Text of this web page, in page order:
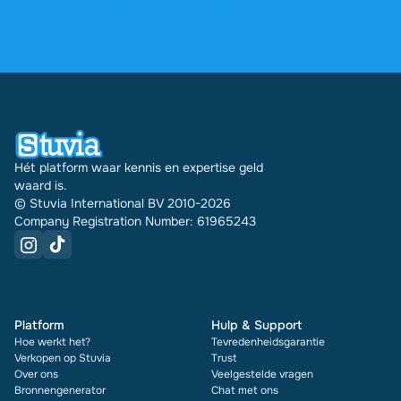
Hét platform waar kennis en expertise geld
waard is.
© Stuvia International BV 2010-2026
Company Registration Number: 61965243
Platform
Hoe werkt het?
Verkopen op Stuvia
Over ons
Bronnengenerator
Hulp & Support
Tevredenheidsgarantie
Trust
Veelgestelde vragen
Chat met ons